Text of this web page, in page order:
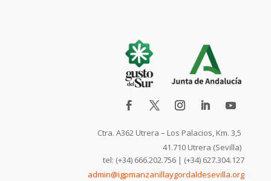
Ctra. A362 Utrera – Los Palacios, Km. 3,5
41.710 Utrera (Sevilla)
tel: (+34) 666.202.756 | (+34) 627.304.127
admin@igpmanzanillaygordaldesevilla.org